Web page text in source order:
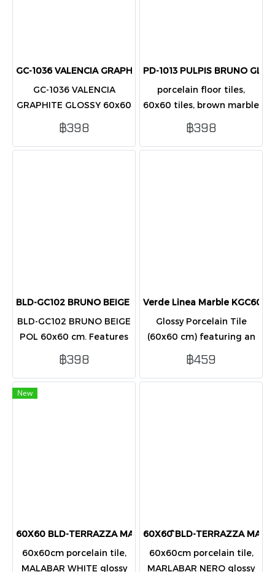
GC-1036 VALENCIA GRAPHITE POL 60X60 CM
GC-1036 VALENCIA
GRAPHITE GLOSSY 60x60
cm. Graphite grey natural
stone-look tile with a
glossy finish, elegant and
฿398
PD-1013 PULPIS BRUNO
porcelain floor tiles,
60x60 tiles, brown marble
tiles,flooring, interior wall
tiles, PD-1013 Pulpis
Bruno, classic stone look
฿398
BLD-GC102 BRUNO BEIGE POL 60X60 CM
BLD-GC102 BRUNO BEIGE
POL 60x60 cm. Features
a classic, luxurious design
more spacious. Perfect
for any home area.
฿398
Verde Linea Marble
Glossy Porcelain Tile
(60x60 cm) featuring an
elegant Emerald Green
Marble pattern. Suitable
for indoor flooring and
฿459
New
60X60 BLD-TERRAZZA MALABAR WHITE POL
60x60cm porcelain tile,
MALABAR WHITE glossy
60X60 ิBLD-TERRAZZA
60x60cm porcelain tile,
MARLABAR NERO glossy